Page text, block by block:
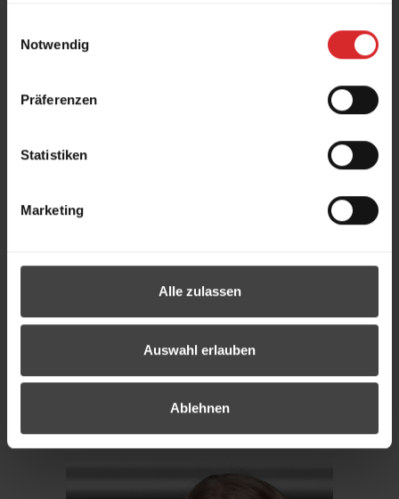
Notwendig
Präferenzen
Statistiken
Marketing
Alle zulassen
Auswahl erlauben
Ablehnen
info@amtec-abt.de